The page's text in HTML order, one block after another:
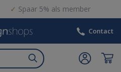
Spaar 5% als member
Contact